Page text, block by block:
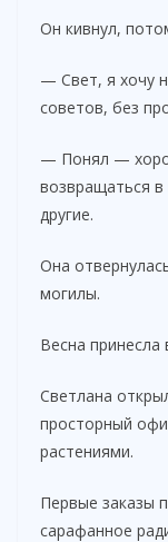
Он кивнул,
— Свет, я хочу
советов, без
— Понял —
возвращаться
другие.
Она
могилы.
Весна
Светлана
просторный
растениями.
Первые заказы
сарафанное